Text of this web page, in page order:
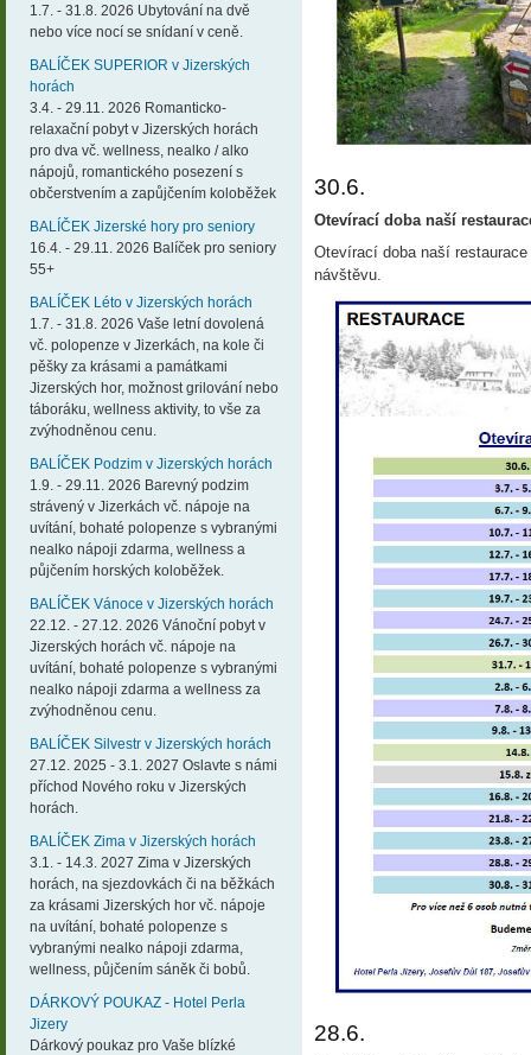
1.7. - 31.8. 2026 Ubytování na dvě
nebo více nocí se snídaní v ceně.
BALÍČEK SUPERIOR v Jizerských
horách
3.4. - 29.11. 2026 Romanticko-
relaxační pobyt v Jizerských horách
pro dva vč. wellness, nealko / alko
nápojů, romantického posezení s
občerstvením a zapůjčením koloběžek
BALÍČEK Jizerské hory pro seniory
16.4. - 29.11. 2026 Balíček pro seniory
55+
BALÍČEK Léto v Jizerských horách
1.7. - 31.8. 2026 Vaše letní dovolená
vč. polopenze v Jizerkách, na kole či
pěšky za krásami a památkami
Jizerských hor, možnost grilování nebo
táboráku, wellness aktivity, to vše za
zvýhodněnou cenu.
BALÍČEK Podzim v Jizerských horách
1.9. - 29.11. 2026 Barevný podzim
strávený v Jizerkách vč. nápoje na
uvítání, bohaté polopenze s vybranými
nealko nápoji zdarma, wellness a
půjčením horských koloběžek.
BALÍČEK Vánoce v Jizerských horách
22.12. - 27.12. 2026 Vánoční pobyt v
Jizerských horách vč. nápoje na
uvítání, bohaté polopenze s vybranými
nealko nápoji zdarma a wellness za
zvýhodněnou cenu.
BALÍČEK Silvestr v Jizerských horách
27.12. 2025 - 3.1. 2027 Oslavte s námi
příchod Nového roku v Jizerských
horách.
BALÍČEK Zima v Jizerských horách
3.1. - 14.3. 2027 Zima v Jizerských
horách, na sjezdovkách či na běžkách
za krásami Jizerských hor vč. nápoje
na uvítání, bohaté polopenze s
vybranými nealko nápoji zdarma,
wellness, půjčením sáněk či bobů.
DÁRKOVÝ POUKAZ - Hotel Perla
Jizery
Dárkový poukaz pro Vaše blízké
30.6.
Otevírací doba naší
Otevírací doba naší
návštěvu.
28.6.